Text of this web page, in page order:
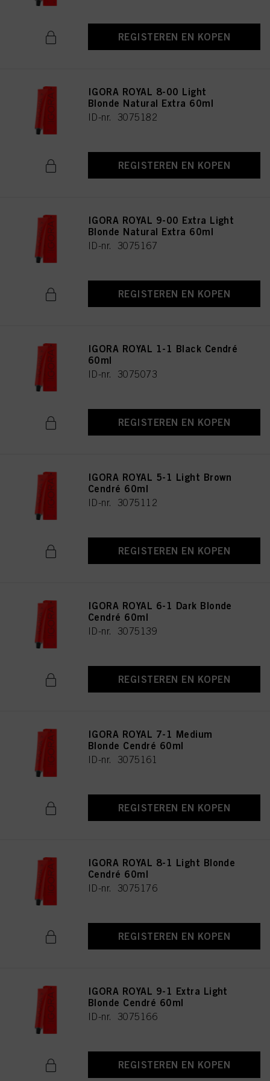
REGISTEREN EN KOPEN
IGORA ROYAL 8-00 Light
Blonde Natural Extra 60ml
ID-nr. 3075182
REGISTEREN EN KOPEN
IGORA ROYAL 9-00 Extra Light
Blonde Natural Extra 60ml
ID-nr. 3075167
REGISTEREN EN KOPEN
IGORA ROYAL 1-1 Black Cendré
60ml
ID-nr. 3075073
REGISTEREN EN KOPEN
IGORA ROYAL 5-1 Light Brown
Cendré 60ml
ID-nr. 3075112
REGISTEREN EN KOPEN
IGORA ROYAL 6-1 Dark Blonde
Cendré 60ml
ID-nr. 3075139
REGISTEREN EN KOPEN
IGORA ROYAL 7-1 Medium
Blonde Cendré 60ml
ID-nr. 3075161
REGISTEREN EN KOPEN
IGORA ROYAL 8-1 Light Blonde
Cendré 60ml
ID-nr. 3075176
REGISTEREN EN KOPEN
IGORA ROYAL 9-1 Extra Light
Blonde Cendré 60ml
ID-nr. 3075166
REGISTEREN EN KOPEN